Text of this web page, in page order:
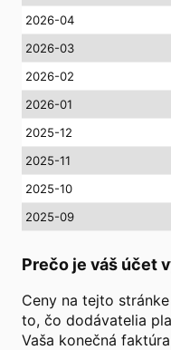
2026-04
2026-03
2026-02
2026-01
2025-12
2025-11
2025-10
2025-09
Prečo je váš účet
Ceny na tejto
to, čo dodávatelia
Vaša konečná